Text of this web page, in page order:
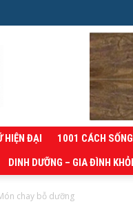
HIỆN ĐẠI 1001 CÁCH
DINH DƯỠNG – GIA ĐÌNH
chay bỗ dưỡng